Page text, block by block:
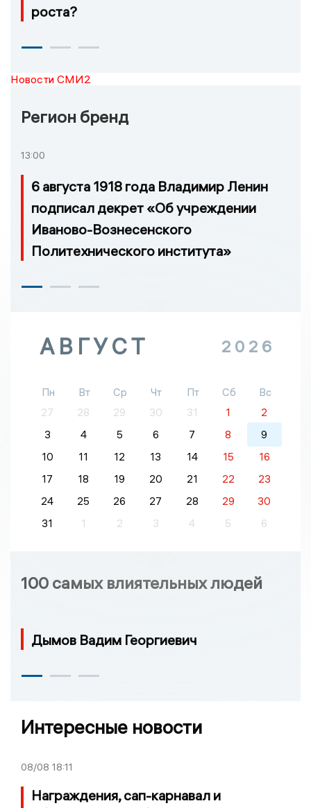
роста?
Новости СМИ2
Регион бренд
13:00
6 августа 1918 года Владимир Ленин
подписал декрет «Об учреждении
Иваново-Вознесенского
Политехнического института»
АВГУСТ 2026
Пн Вт Ср Чт Пт Сб
Вс
27
28 29 30 31 1
2
3
4 5 6 7 8
9
10
11 12 13 14 15
16
17
18 19 20 21 22
23
24
25 26 27 28 29
30
31
1 2 3 4 5 6
100 самых влиятельных людей
Дымов Вадим Георгиевич
Интересные новости
08/08 18:11
Награждения, сап-карнавал и